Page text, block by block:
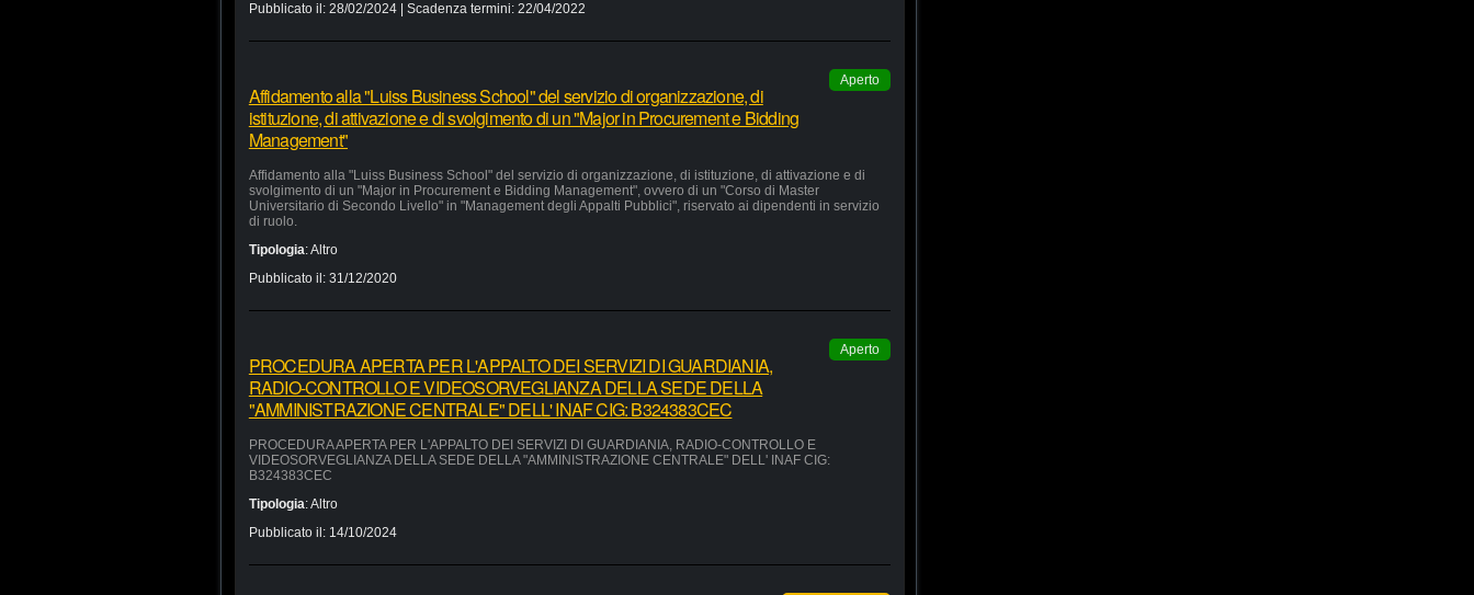
Pubblicato il: 28/02/2024| Scadenza termini: 22/04/2022
Aperto
Affidamento alla "Luiss Business School" del servizio di organizzazione, di
istituzione, di attivazione e di svolgimento di un "Major in Procurement e Bidding
Management"
Affidamento alla "Luiss Business School" del servizio di organizzazione, di istituzione, di attivazione e di
svolgimento di un "Major in Procurement e Bidding Management", ovvero di un "Corso di Master
Universitario di Secondo Livello" in "Management degli Appalti Pubblici", riservato ai dipendenti in servizio
di ruolo.
Tipologia:Altro
Pubblicato il: 31/12/2020
Aperto
PROCEDURA APERTA PER L'APPALTO DEI SERVIZI DI GUARDIANIA,
RADIO-CONTROLLO E VIDEOSORVEGLIANZA DELLA SEDE DELLA
"AMMINISTRAZIONE CENTRALE" DELL' INAF CIG: B324383CEC
PROCEDURA APERTA PER L'APPALTO DEI SERVIZI DI GUARDIANIA, RADIO-CONTROLLO E
VIDEOSORVEGLIANZA DELLA SEDE DELLA "AMMINISTRAZIONE CENTRALE" DELL' INAF CIG:
B324383CEC
Tipologia:Altro
Pubblicato il: 14/10/2024